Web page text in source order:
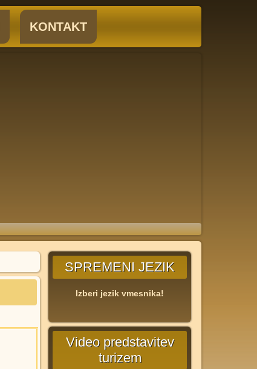
KONTAKT
SPREMENI JEZIK
Izberi jezik vmesnika!
Video predstavitev
turizem